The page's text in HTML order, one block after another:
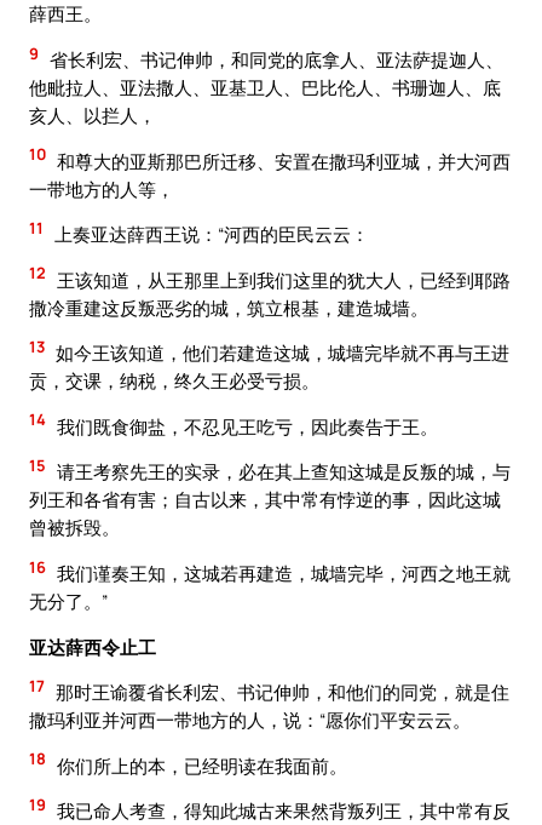
薛西王。
9 省长利宏、书记伸帅，和同党的底拿人、亚法萨提迦人、
他毗拉人、亚法撒人、亚基卫人、巴比伦人、书珊迦人、底
亥人、以拦人，
10 和尊大的亚斯那巴所迁移、安置在撒玛利亚城，并大河西
一带地方的人等，
11 上奏亚达薛西王说：“河西的臣民云云：
12
王该知道，从王那里上到我们这里的犹大人，已经到耶路
撒冷重建这反叛恶劣的城，筑立根基，建造城墙。
13 如今王该知道，他们若建造这城，城墙完毕就不再与王进
贡，交课，纳税，终久王必受亏损。
14 我们既食御盐，不忍见王吃亏，因此奏告于王。
15 请王考察先王的实录，必在其上查知这城是反叛的城，与
列王和各省有害；自古以来，其中常有悖逆的事，因此这城
曾被拆毁。
16 我们谨奏王知，这城若再建造，城墙完毕，河西之地王就
无分了。”
亚达薛西令止工
17 那时王谕覆省长利宏、书记伸帅，和他们的同党，就是住
撒玛利亚并河西一带地方的人，说：“愿你们平安云云。
18 你们所上的本，已经明读在我面前。
19 我已命人考查，得知此城古来果然背叛列王，其中常有反